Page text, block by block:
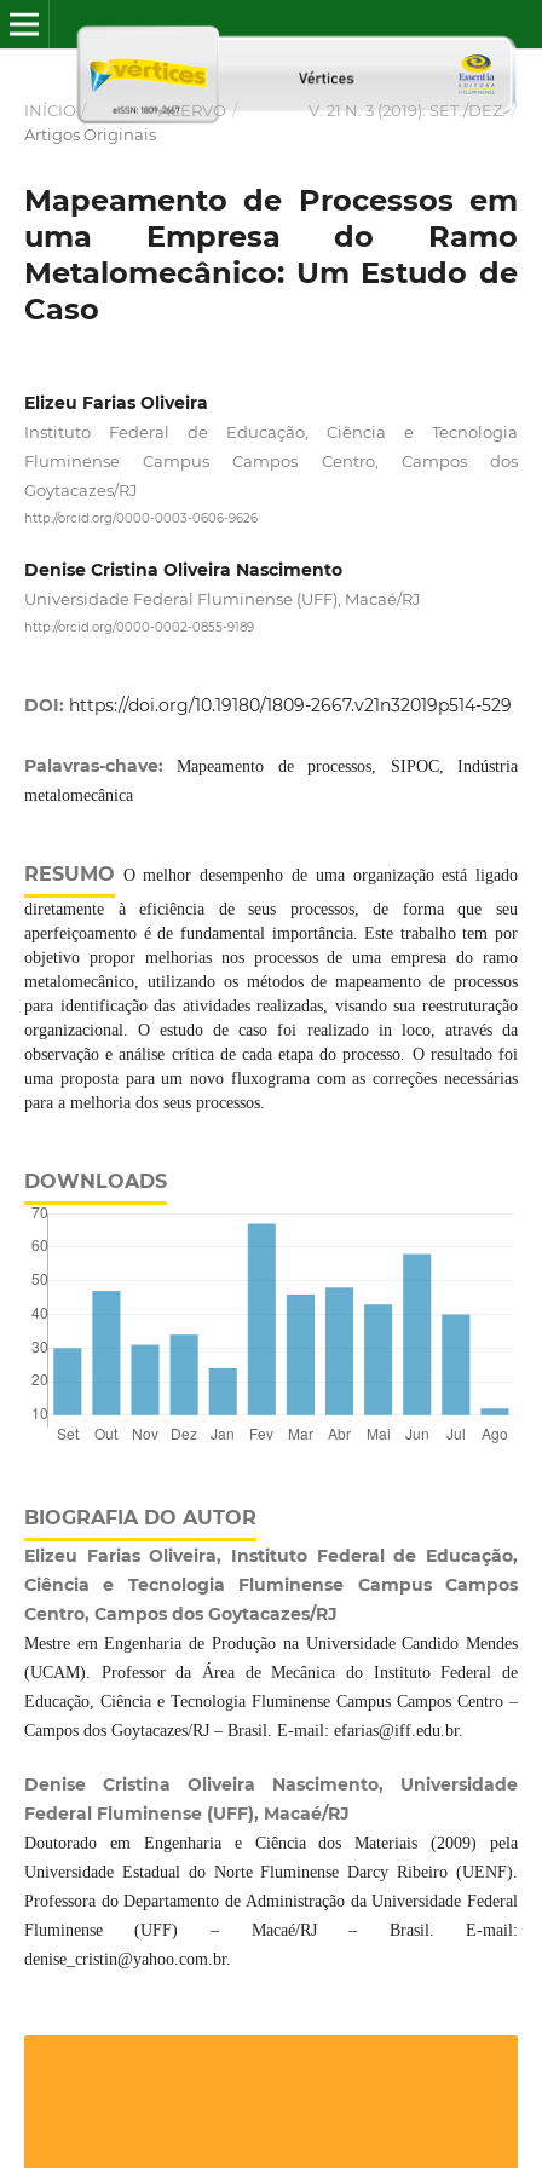
INÍCIO / ACERVO / V. 21 N. 3 (2019): SET./DEZ. /
Artigos Originais
Mapeamento de Processos em
uma Empresa do Ramo
Metalomecânico: Um Estudo de
Caso
Elizeu Farias Oliveira
Instituto Federal de Educação, Ciência e Tecnologia
Fluminense Campus Campos Centro, Campos dos
Goytacazes/RJ
http://orcid.org/0000-0003-0606-9626
Denise Cristina Oliveira Nascimento
Universidade Federal Fluminense (UFF), Macaé/RJ
http://orcid.org/0000-0002-0855-9189
DOI: https://doi.org/10.19180/1809-2667.v21n32019p514-529
Palavras-chave:Mapeamento de processos, SIPOC, Indústria
metalomecânica
RESUMO O melhor desempenho de uma organização está ligado
diretamente à eficiência de seus processos, de forma que seu
aperfeiçoamento é de fundamental importância. Este trabalho tem por
objetivo propor melhorias nos processos de uma empresa do ramo
metalomecânico, utilizando os métodos de mapeamento de processos
para identificação das atividades realizadas, visando sua reestruturação
organizacional. O estudo de caso foi realizado in loco, através da
observação e análise crítica de cada etapa do processo. O resultado foi
uma proposta para um novo fluxograma com as correções necessárias
para a melhoria dos seus processos.
DOWNLOADS
BIOGRAFIA DO AUTOR
Elizeu Farias Oliveira, Instituto Federal de Educação,
Ciência e Tecnologia Fluminense Campus Campos
Centro, Campos dos Goytacazes/RJ
Mestre em Engenharia de Produção na Universidade Candido Mendes
(UCAM). Professor da Área de Mecânica do Instituto Federal de
Educação, Ciência e Tecnologia Fluminense Campus Campos Centro –
Campos dos Goytacazes/RJ – Brasil. E-mail: efarias@iff.edu.br.
Denise Cristina Oliveira Nascimento, Universidade
Federal Fluminense (UFF), Macaé/RJ
Doutorado em Engenharia e Ciência dos Materiais (2009) pela
Universidade Estadual do Norte Fluminense Darcy Ribeiro (UENF).
Professora do Departamento de Administração da Universidade Federal
Fluminense (UFF) – Macaé/RJ – Brasil. E-mail:
denise_cristin@yahoo.com.br.